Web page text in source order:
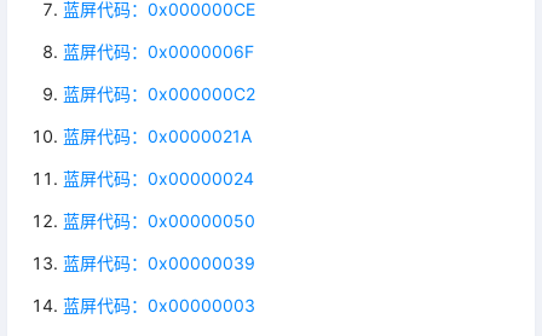
蓝屏代码：0x000000CE
蓝屏代码：0x0000006F
蓝屏代码：0x000000C2
蓝屏代码：0x0000021A
蓝屏代码：0x00000024
蓝屏代码：0x00000050
蓝屏代码：0x00000039
蓝屏代码：0x00000003